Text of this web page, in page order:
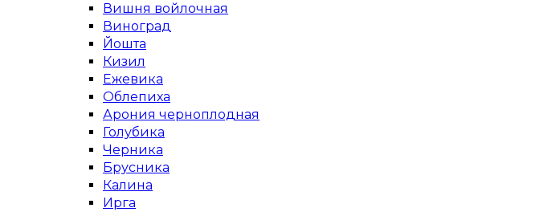
Вишня войлочная
Виноград
Йошта
Кизил
Ежевика
Облепиха
Арония черноплодная
Голубика
Черника
Брусника
Калина
Ирга